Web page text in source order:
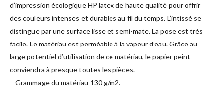
d’impression écologique HP latex de haute qualité pour offrir
des couleurs intenses et durables au fil du temps. L’intissé se
distingue par une surface lisse et semi-mate. La pose est très
facile. Le matériau est perméable à la vapeur d’eau. Grâce au
large potentiel d’utilisation de ce matériau, le papier peint
conviendra à presque toutes les pièces.
– Grammage du matériau 130 g/m2.